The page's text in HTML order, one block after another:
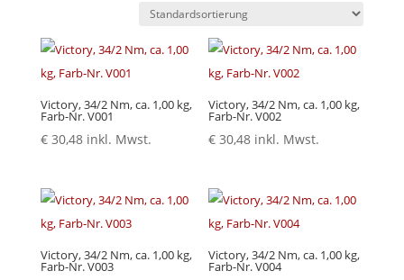
Victory, 34/2 Nm, ca. 1,00 kg,
Farb-Nr. V001
€30,48 inkl. Mwst.
Victory, 34/2 Nm, ca. 1,00 kg,
Farb-Nr. V002
€ 30,48 inkl. Mwst.
Victory, 34/2 Nm, ca. 1,00 kg,
Farb-Nr. V003
Victory, 34/2 Nm, ca. 1,00 kg,
Farb-Nr. V004